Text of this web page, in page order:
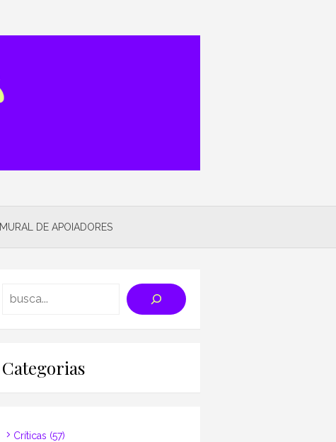
MURAL DE APOIADORES
Categorias
Críticas (57)